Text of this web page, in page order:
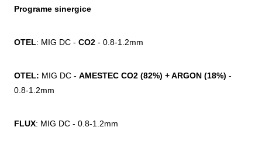
Programe sinergice
OTEL: MIG DC - CO2 - 0.8-1.2mm
OTEL: MIG DC - AMESTEC CO2 (82%) + ARGON (18%) -
0.8-1.2mm
FLUX: MIG DC - 0.8-1.2mm